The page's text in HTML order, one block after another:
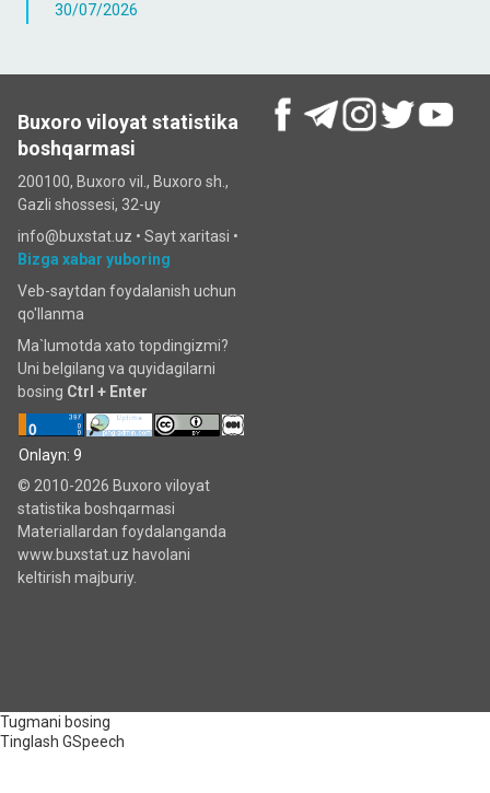
30/07/2026
Buxoro viloyat statistika
boshqarmasi
200100, Buxoro vil., Buxoro sh.,
Gazli shossesi, 32-uy
info@buxstat.uz • Sayt xaritasi •
Bizga xabar yuboring
Veb-saytdan foydalanish uchun
qo'llanma
Ma`lumotda xato topdingizmi?
Uni belgilang va quyidagilarni
bosing Ctrl + Enter
Onlayn: 9
© 2010-2026 Buxoro viloyat
statistika boshqarmasi
Materiallardan foydalanganda
www.buxstat.uz havolani
keltirish majburiy.
Tugmani bosing
Tinglash GSpeech